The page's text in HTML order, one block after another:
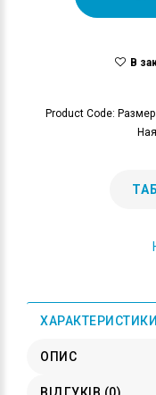
В
Product Code:
ХАРАКТЕРИСТИКИ
ОПИС
ВІДГУКІВ (0)